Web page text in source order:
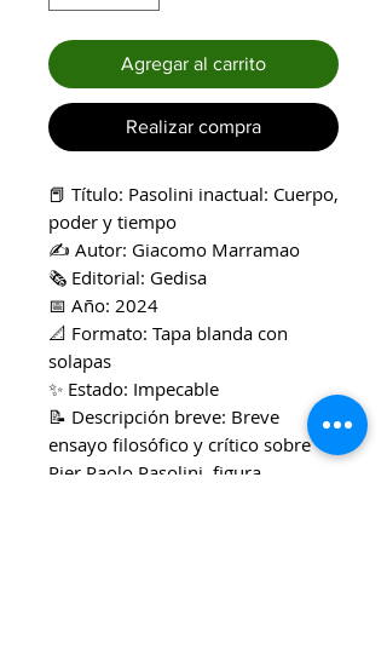
Agregar al carrito
Realizar compra
📕 Título: Pasolini inactual: Cuerpo,
poder y tiempo
✍️ Autor: Giacomo Marramao
🗞️ Editorial: Gedisa
📅 Año: 2024
📐 Formato: Tapa blanda con
solapas
✨ Estado: Impecable
📝 Descripción breve: Breve
ensayo filosófico y crítico sobre
Pier Paolo Pasolini, figura